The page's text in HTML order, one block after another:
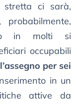
stretta ci sarà,
in molti si
occupabili
per sei
in un
attive da